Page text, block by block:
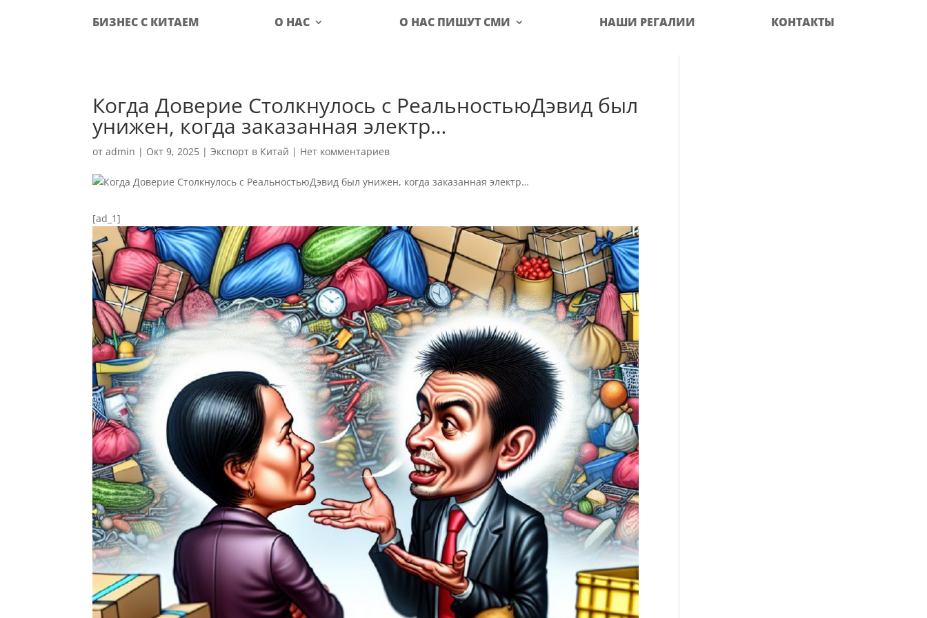
БИЗНЕС С КИТАЕМ О НАС О НАС ПИШУТ СМИ НАШИ РЕГАЛИИ КОНТАКТЫ
Когда Доверие Столкнулось с РеальностьюДэвид был
унижен, когда заказанная электр…
отadmin | Окт 9, 2025 |Экспорт в Китай | Нет комментариев
[ad_1]